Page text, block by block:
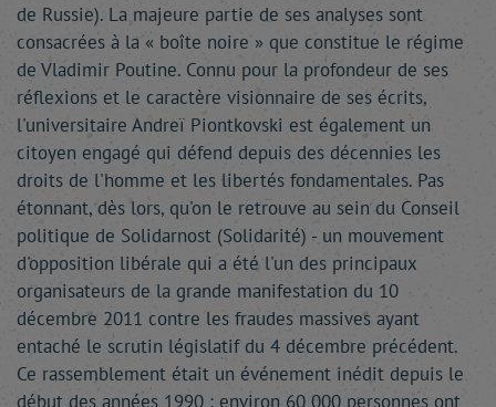
de Russie). La majeure partie de ses analyses sont
consacrées à la « boîte noire » que constitue le régime
de Vladimir Poutine. Connu pour la profondeur de ses
réflexions et le caractère visionnaire de ses écrits,
l'universitaire Andreï Piontkovski est également un
citoyen engagé qui défend depuis des décennies les
droits de l'homme et les libertés fondamentales. Pas
étonnant, dès lors, qu'on le retrouve au sein du Conseil
politique de Solidarnost (Solidarité) - un mouvement
d'opposition libérale qui a été l'un des principaux
organisateurs de la grande manifestation du 10
décembre 2011 contre les fraudes massives ayant
entaché le scrutin législatif du 4 décembre précédent.
Ce rassemblement était un événement inédit depuis le
début des années 1990 : environ 60 000 personnes ont